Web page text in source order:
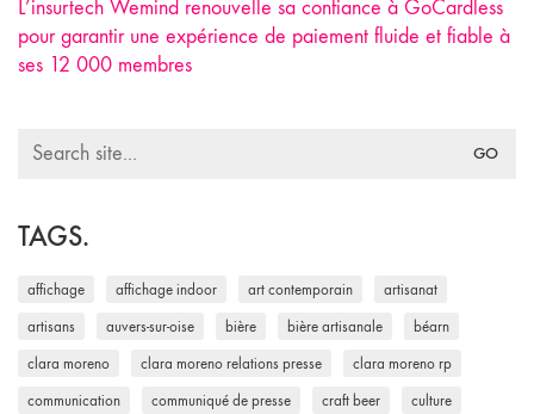
L’insurtech Wemind renouvelle sa confiance à GoCardless
pour garantir une expérience de paiement fluide et fiable à
ses 12 000 membres
Search
TAGS.
affichage affichage indoor art contemporain artisanat
artisans auvers-sur-oise bière bière artisanale béarn
clara moreno clara moreno relations presse clara moreno rp
communication communiqué de presse craft beer culture